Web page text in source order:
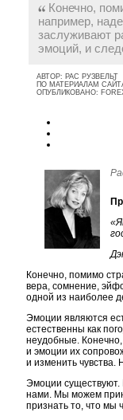
Конечно,
например,
заслуживают
эмоций, и
АВТОР: РАС РУЗВЕЛЬТ
ПО МАТЕРИАЛАМ
ОПУБЛИКОВАНО:
Конечно, помимо
вера, сомнение,
одной из наиболее
Эмоции являются
естественны как
неудобные.
и эмоции их
и изменить
Эмоции существуют.
нами. Мы можем
признать то, что мы